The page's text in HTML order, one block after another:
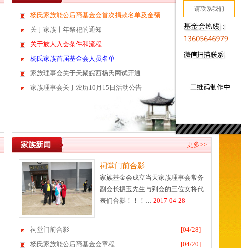
杨氏家族能公后裔基金会首次捐款名单及金额…
[04/28]
关于家族十年祭祀的通知
[04/26]
关于族人入会条件和流程
[04/26]
杨氏家族首届基金会人员名单
[04/25]
家族理事会关于天聚皖西杨氏网试开通
家族理事会关于农历10月15日活动公告
[10/15]
家族新闻 更多>>
祠堂门前合影
家族基金会成立当天家族理事会常务
副会长振玉先生与到会的三位女将代
表们合影！！！… 2017-04-28
祠堂门前合影
[04/28]
杨氏家族能公后裔基金会章程
[04/20]
请联系我们